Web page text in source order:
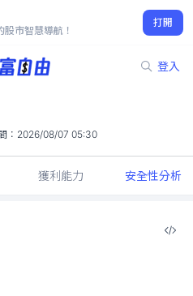
市智慧導航！
打開
登入
0.54%
： 2026/08/07 05:30
獲利能力 安全性分析